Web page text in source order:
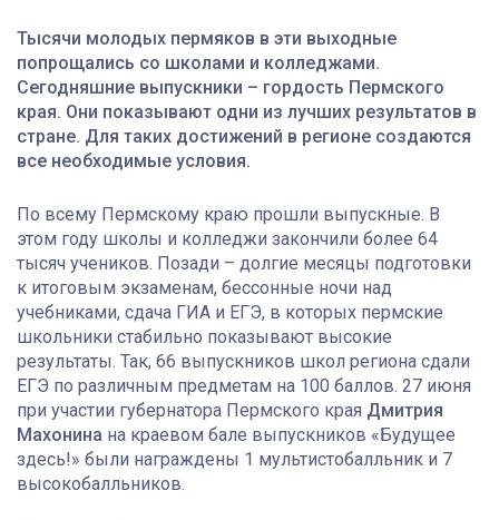
Тысячи молодых пермяков в эти выходные
попрощались со школами и колледжами.
Сегодняшние выпускники – гордость Пермского
края. Они показывают одни из лучших результатов в
стране. Для таких достижений в регионе создаются
все необходимые условия.
По всему Пермскому краю прошли выпускные. В
этом году школы и колледжи закончили более 64
тысяч учеников. Позади – долгие месяцы подготовки
к итоговым экзаменам, бессонные ночи над
учебниками, сдача ГИА и ЕГЭ, в которых пермские
школьники стабильно показывают высокие
результаты. Так, 66 выпускников школ региона сдали
ЕГЭ по различным предметам на 100 баллов. 27 июня
при участии губернатора Пермского края Дмитрия
Махонина на краевом бале выпускников «Будущее
здесь!» были награждены 1 мультистобалльник и 7
высокобалльников.